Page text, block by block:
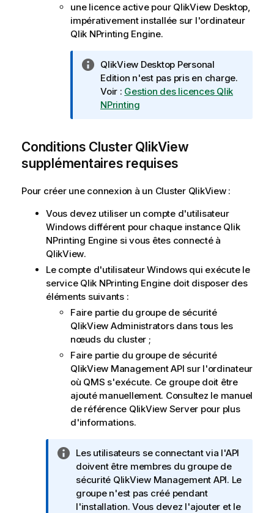
une licence active pour QlikView Desktop,
impérativement installée sur l'ordinateur
Qlik NPrinting Engine.
N
o
t
e
f
o
r
t
i
o
s
QlikView Desktop Personal
Edition n'est pas pris en charge.
Voir : Gestion des licences Qlik
NPrinting
Conditions Cluster QlikView
supplémentaires requises
Pour créer une connexion à un Cluster QlikView:
Vous devez utiliser un compte d'utilisateur
Windowsdifférent pour chaque instance Qlik
NPrinting Engine si vous êtes connecté à
QlikView.
Le compte d'utilisateurWindowsqui exécute le
service Qlik NPrinting Enginedoit disposer des
éléments suivants :
Faire partie du groupe de sécurité
QlikView Administrators dans tous les
nœuds du cluster ;
Faire partie du groupe de sécurité
QlikView Management API sur l'ordinateur
où QMS s'exécute. Ce groupe doit être
ajouté manuellement. Consultez le manuel
de référence QlikView Server pour plus
d'informations.
N
o
t
e
I
Les utilisateurs se connectant via l'API
doivent être membres du groupe de
sécurité QlikViewManagement API. Le
groupe n'est pas créé pendant
l'installation. Vous devez l'ajouter et le